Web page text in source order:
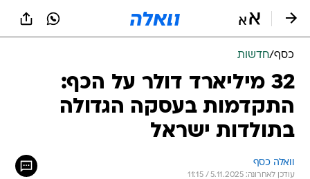
כסף/חדשות
32 מיליארד דולר על הכף:
התקדמות בעסקה הגדולה
בתולדות ישראל
וואלה כסף
עודכן לאחרונה: 5.11.2025 / 11:15